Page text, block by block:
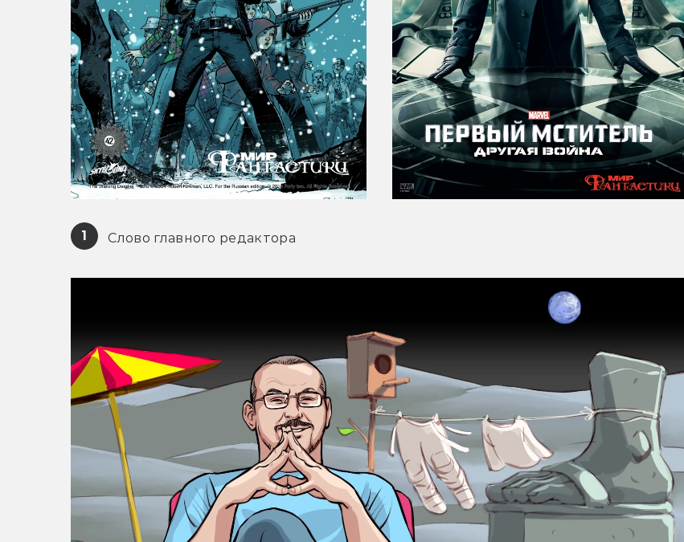
1 Слово главного редактора